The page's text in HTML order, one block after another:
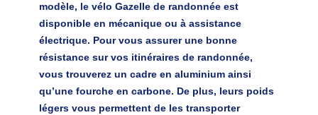
modèle, le vélo Gazelle de randonnée est
disponible en mécanique ou à assistance
électrique. Pour vous assurer une bonne
résistance sur vos itinéraires de randonnée,
vous trouverez un cadre en aluminium ainsi
qu’une fourche en carbone. De plus, leurs poids
légers vous permettent de les transporter